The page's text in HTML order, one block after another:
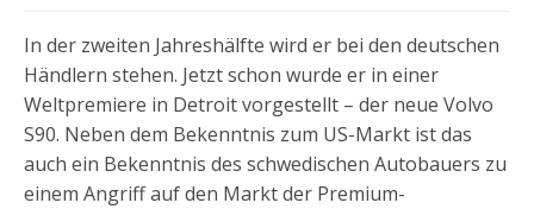
In der zweiten Jahreshälfte wird er bei den deutschen
Händlern stehen. Jetzt schon wurde er in einer
Weltpremiere in Detroit vorgestellt – der neue Volvo
S90. Neben dem Bekenntnis zum US-Markt ist das
auch ein Bekenntnis des schwedischen Autobauers zu
einem Angriff auf den Markt der Premium-